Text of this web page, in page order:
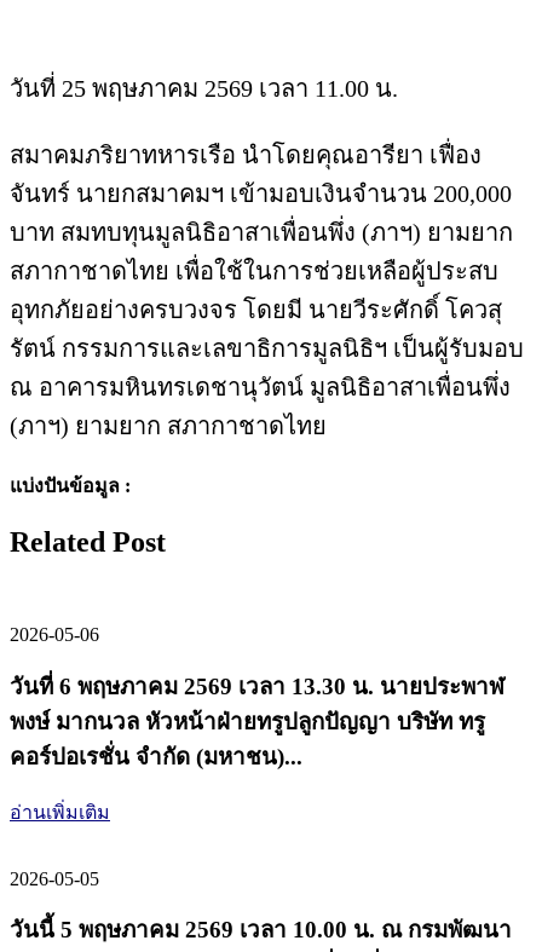
วันที่ 25 พฤษภาคม 2569 เวลา 11.00 น.
สมาคมภริยาทหารเรือ นำโดยคุณอารียา เฟื่อง
จันทร์ นายกสมาคมฯ เข้ามอบเงินจำนวน 200,000
บาท สมทบทุนมูลนิธิอาสาเพื่อนพึ่ง (ภาฯ) ยามยาก
สภากาชาดไทย เพื่อใช้ในการช่วยเหลือผู้ประสบ
อุทกภัยอย่างครบวงจร โดยมี นายวีระศักดิ์ โควสุ
รัตน์ กรรมการและเลขาธิการมูลนิธิฯ เป็นผู้รับมอบ
ณ อาคารมหินทรเดชานุวัตน์ มูลนิธิอาสาเพื่อนพึ่ง
(ภาฯ) ยามยาก สภากาชาดไทย
แบ่งปันข้อมูล :
Related Post
2026-05-06
วันที่ 6 พฤษภาคม 2569 เวลา 13.30 น. นายประพาฬ
พงษ์ มากนวล หัวหน้าฝ่ายทรูปลูกปัญญา บริษัท ทรู
คอร์ปอเรชั่น จำกัด (มหาชน)...
อ่านเพิ่มเติม
2026-05-05
วันนี้ 5 พฤษภาคม 2569 เวลา 10.00 น. ณ กรมพัฒนา